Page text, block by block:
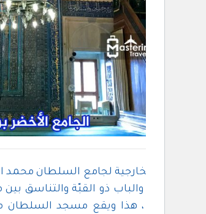
الواجهات الخارجية لجامع السلطان
والنباتات، والباب ذو القبّة والتناسق
الجامع ، هذا ويقع مسجد السلطان